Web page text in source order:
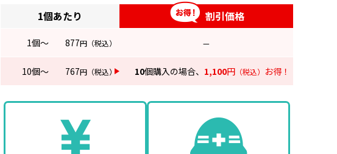
DATA 端子側 : 2.5以下
TV 端子側 : 2.0以下
・包装/PE袋で簡易包装
1個あたり 割引価格
1個～ 877円 （税込） —
10個～ 767円 （税込） 10個購入の場合、 1,100円 （税込） お得！